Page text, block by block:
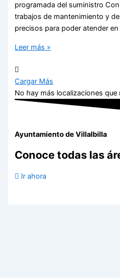
programada del suministro
trabajos de mantenimiento y
precisos para poder atender en
Leer más »
Cargar Más
No hay más localizaciones que
Ayuntamiento de Villalbilla
Conoce todas las
Ir ahora